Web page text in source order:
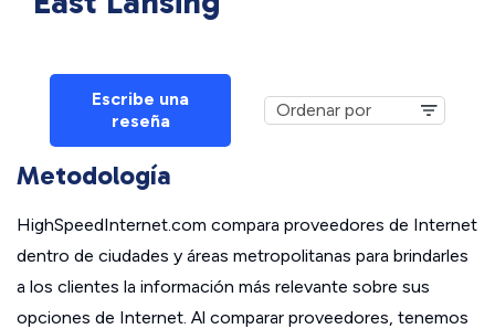
Escribe una
reseña
Metodología
HighSpeedInternet.com compara proveedores de Internet
dentro de ciudades y áreas metropolitanas para brindarles
a los clientes la información más relevante sobre sus
opciones de Internet. Al comparar proveedores, tenemos